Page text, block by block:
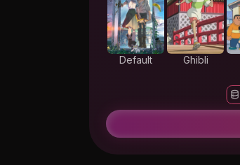
Default Ghibli